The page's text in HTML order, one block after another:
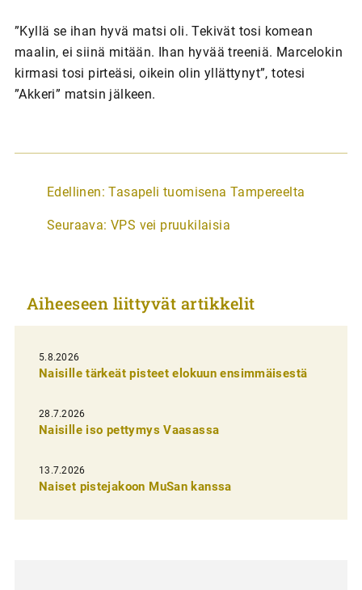
”Kyllä se ihan hyvä matsi oli. Tekivät tosi komean
maalin, ei siinä mitään. Ihan hyvää treeniä. Marcelokin
kirmasi tosi pirteäsi, oikein olin yllättynyt”, totesi
”Akkeri” matsin jälkeen.
A
t
k
e
l
i
e
n
e
Edellinen: Tasapeli tuomisena Tampereelta
Seuraava: VPS vei pruukilaisia
Aiheeseen liittyvät artikkelit
5.8.2026
Naisille tärkeät pisteet elokuun ensimmäisestä
28.7.2026
Naisille iso pettymys Vaasassa
13.7.2026
Naiset pistejakoon MuSan kanssa